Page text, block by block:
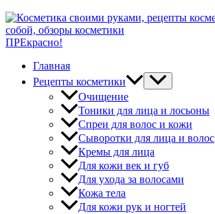
ПРЕкрасно!
Главная
Рецепты косметики
Очищение
Тоники для лица и лосьоны
Спреи для волос и кожи
Сыворотки для лица и волос
Кремы для лица
Для кожи век и губ
Для ухода за волосами
Кожа тела
Для кожи рук и ногтей